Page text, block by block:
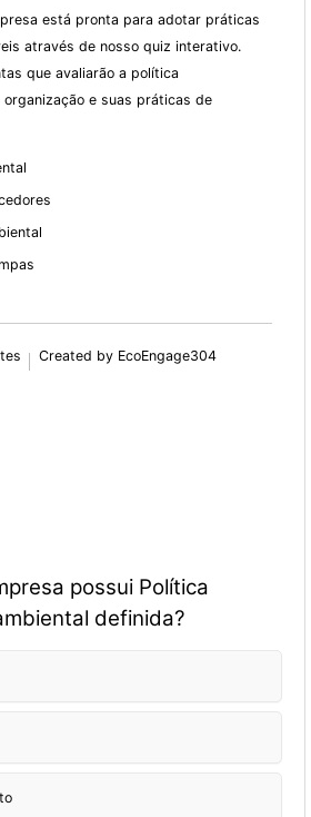
está pronta para adotar práticas
através de nosso quiz interativo.
que avaliarão a política
e suas práticas de
Created by EcoEngage304
possui Política
definida?